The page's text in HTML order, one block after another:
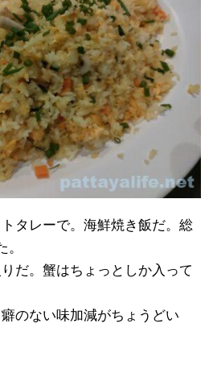
タレーで。海鮮焼き飯だ。総
だ。蟹はちょっとしか入って
のない味加減がちょうどい